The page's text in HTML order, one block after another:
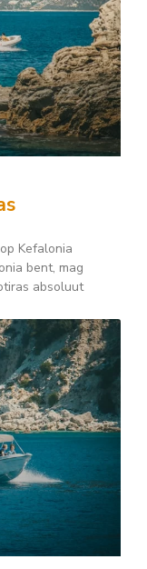
Kefalonia
bent, mag
absoluut